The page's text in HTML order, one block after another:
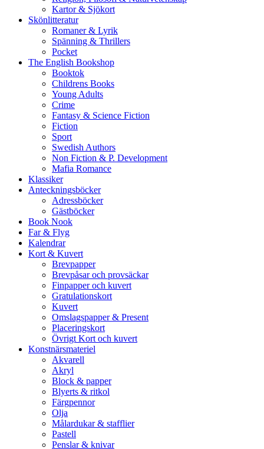
Kartor & Sjökort
Skönlitteratur
Romaner & Lyrik
Spänning & Thrillers
Pocket
The English Bookshop
Booktok
Childrens Books
Young Adults
Crime
Fantasy & Science Fiction
Fiction
Sport
Swedish Authors
Non Fiction & P. Development
Mafia Romance
Klassiker
Anteckningsböcker
Adressböcker
Gästböcker
Book Nook
Far & Flyg
Kalendrar
Kort & Kuvert
Brevpapper
Brevpåsar och provsäckar
Finpapper och kuvert
Gratulationskort
Kuvert
Omslagspapper & Present
Placeringskort
Övrigt Kort och kuvert
Konstnärsmateriel
Akvarell
Akryl
Block & papper
Blyerts & ritkol
Färgpennor
Olja
Målardukar & stafflier
Pastell
Penslar & knivar